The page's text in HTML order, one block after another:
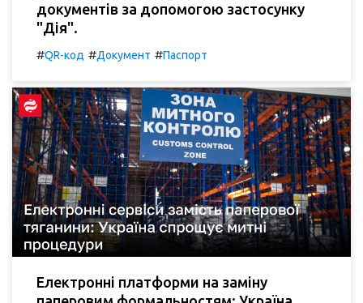
документів за допомогою застосунку
"Дія".
#QR-код #Документ #Паспорт
Електронні платформи на заміну